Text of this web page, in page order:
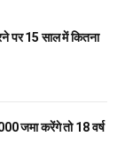
पर 15 साल में कितना
जमा करेंगे तो 18 वर्ष